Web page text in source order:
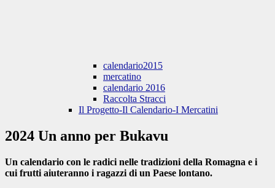
calendario2015
mercatino
calendario 2016
Raccolta Stracci
Il Progetto-Il Calendario-I Mercatini
2024 Un anno per Bukavu
Un calendario con le radici nelle tradizioni della Romagna e i
cui frutti aiuteranno i ragazzi di un Paese lontano.